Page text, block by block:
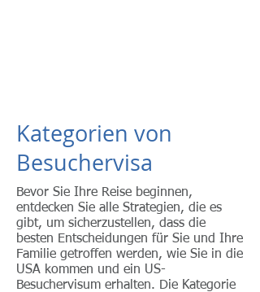
Kategorien von
Besuchervisa
Bevor Sie Ihre Reise beginnen,
entdecken Sie alle Strategien, die es
gibt, um sicherzustellen, dass die
besten Entscheidungen für Sie und Ihre
Familie getroffen werden, wie Sie in die
USA kommen und ein US-
Besuchervisum erhalten. Die Kategorie